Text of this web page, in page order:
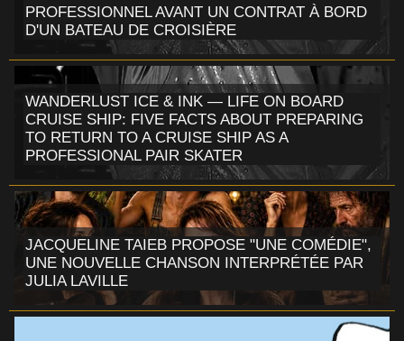
PROFESSIONNEL AVANT UN CONTRAT À BORD
D'UN BATEAU DE CROISIÈRE
WANDERLUST ICE & INK — LIFE ON BOARD
CRUISE SHIP: FIVE FACTS ABOUT PREPARING
TO RETURN TO A CRUISE SHIP AS A
PROFESSIONAL PAIR SKATER
JACQUELINE TAIEB PROPOSE "UNE COMÉDIE",
UNE NOUVELLE CHANSON INTERPRÉTÉE PAR
JULIA LAVILLE